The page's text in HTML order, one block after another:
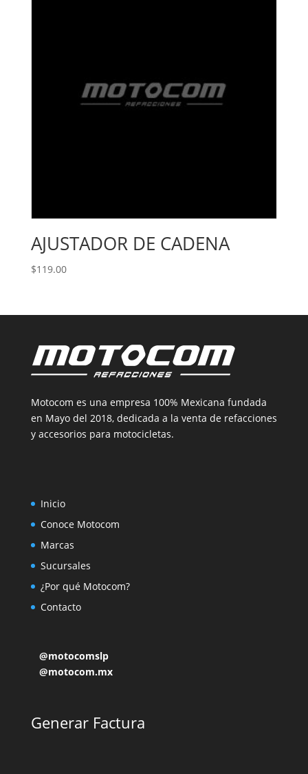
AJUSTADOR DE CADENA
$119.00
Motocom es una empresa 100% Mexicana fundada
en Mayo del 2018, dedicada a la venta de refacciones
y accesorios para motocicletas.
Inicio
Conoce Motocom
Marcas
Sucursales
¿Por qué Motocom?
Contacto
@motocomslp
@motocom.mx
Generar Factura